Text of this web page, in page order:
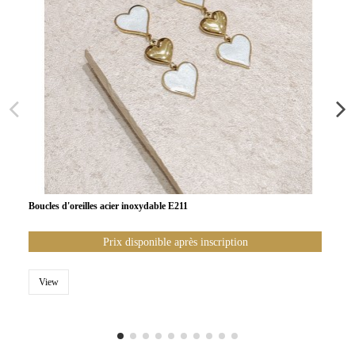
Boucles d'oreilles acier inoxydable E211
Prix disponible après inscription
View